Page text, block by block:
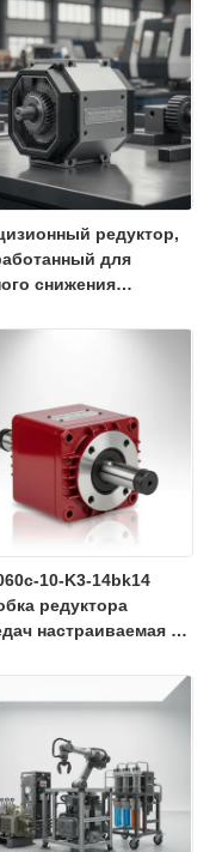
в приложениях
редуктор,
для
снижения
в
10-K3-14bk14
редуктора
настраиваемая с
точность